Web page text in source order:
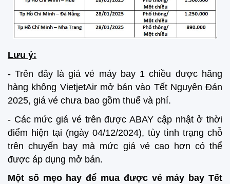
Lưu ý:
- Trên đây là giá vé máy bay 1 chiều được hãng
hàng không VietjetAir mở bán vào Tết Nguyên Đán
2025, giá vé chưa bao gồm thuế và phí.
- Các mức giá vé trên được ABAY cập nhật ở thời
điểm hiện tại (ngày 04/12/2024), tùy tình trạng chỗ
trên chuyến bay mà mức giá vé cao hơn có thể
được áp dụng mở bán.
Một số mẹo hay để mua được vé máy bay Tết